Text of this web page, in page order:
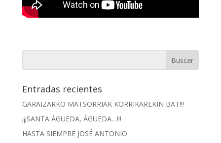
Entradas recientes
GARAIZARKO MATSORRIAK KORRIKAREKIN BAT!!!
¡¡¡SANTA ÁGUEDA, ÁGUEDA…!!!
HASTA SIEMPRE JOSÉ ANTONIO